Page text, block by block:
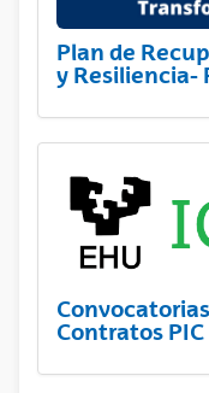
Plan de
y Resiliencia-
Contratos PIC